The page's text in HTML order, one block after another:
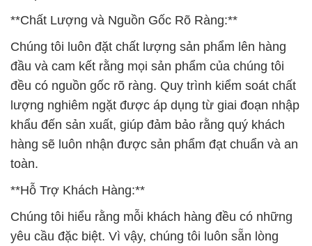
**Hỗ Trợ Khách Hàng:**
Chúng tôi hiểu rằng mỗi khách hàng đều có những
yêu cầu đặc biệt. Vì vậy, chúng tôi luôn sẵn lòng
lắng nghe và tư vấn để đảm bảo rằng chúng tôi đáp
ứng đúng nhu cầu của bạn. Liên hệ với chúng tôi
ngay hôm nay để có thêm thông tin chi tiết về các
sản phẩm và dịch vụ chúng tôi cung cấp. Chúng tôi
tự tin rằng sự hài lòng của quý khách hàng là nguồn
động viên lớn nhất cho sự phát triển của chúng tôi.
**Hãy Cùng Xây Dựng Sự Thành Công và Phát
Triển Bền Vững!**